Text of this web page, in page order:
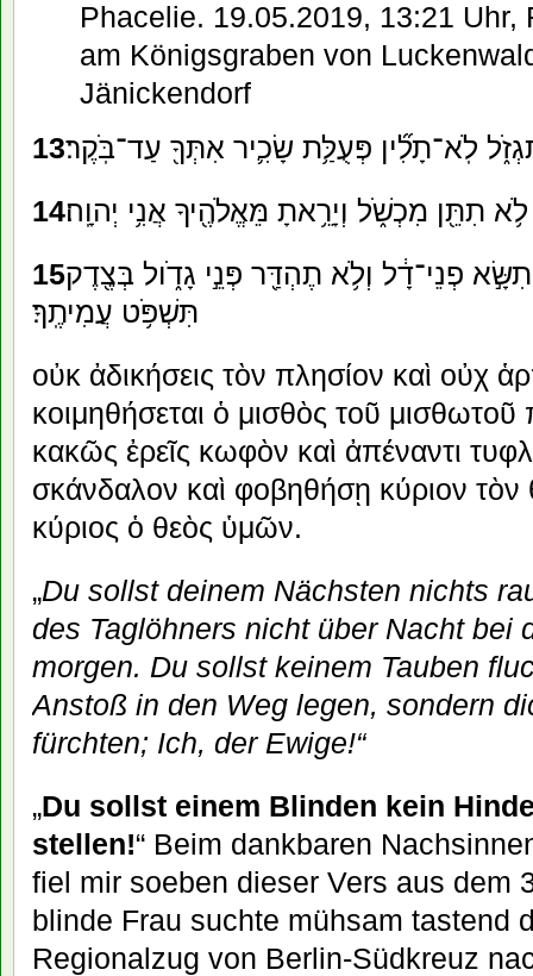
Phacelie. 19.05.2019, 13:21 Uhr,
am Königsgraben von
Jänickendorf
13לֹֽא־תָלִ֞ין פְּעֻלַּ֥ת שָׂכִ֛יר אִתְּךָ֖ עַד־בֹּֽקֶר׃
14תִתֵּ֖ן מִכְשֹׁ֑ל וְיָרֵ֥אתָ מֵּאֱלֹהֶ֖יךָ אֲנִ֥י יְהוָֽה׃
15פְנֵי־דָ֔ל וְלֹ֥א תֶהְדַּ֖ר פְּנֵ֣י גָדֹ֑ול בְּצֶ֖דֶק
תִּשְׁפֹּ֥ט עֲמִיתֶֽךָ׃
οὐκ ἀδικήσεις τὸν πλησίον καὶ οὐχ
κοιμηθήσεται ὁ μισθὸς τοῦ
κακῶς ἐρεῖς κωφὸν καὶ ἀπέναντι
σκάνδαλον καὶ φοβηθήσῃ κύριον τὸν
κύριος ὁ θεὸς ὑμῶν.
„Du sollst deinem Nächsten nichts
des Taglöhners nicht über Nacht bei
morgen. Du sollst keinem Tauben
Anstoß in den Weg legen, sondern
fürchten; Ich, der Ewige!“
„Du sollst einem Blinden kein
stellen!“ Beim dankbaren
fiel mir soeben dieser Vers aus dem
blinde Frau suchte mühsam tastend
Regionalzug von Berlin-Südkreuz